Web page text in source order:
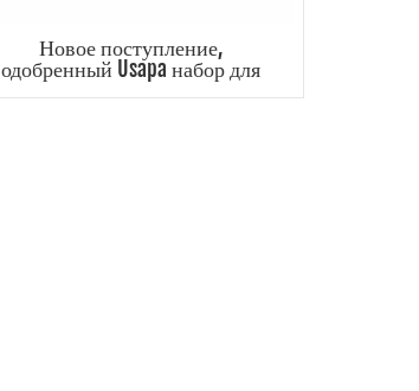
Новое поступление,
одобренный Usapa набор для
серфинга из стекловолокна,